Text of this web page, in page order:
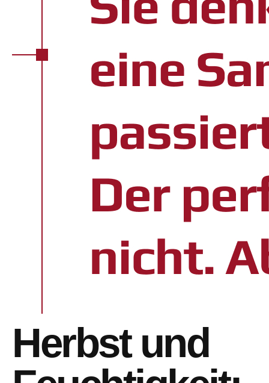
Herbst und